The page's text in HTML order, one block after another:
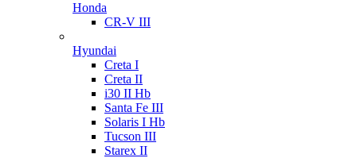
Honda
CR-V III
Hyundai
Creta I
Creta II
i30 II Hb
Santa Fe III
Solaris I Hb
Tucson III
Starex II